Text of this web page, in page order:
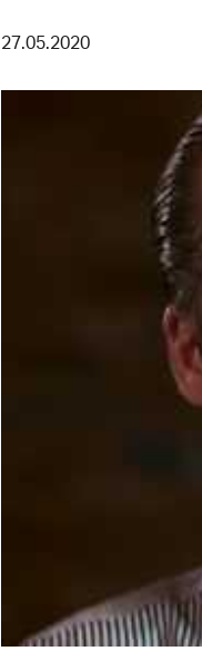
27.05.2020